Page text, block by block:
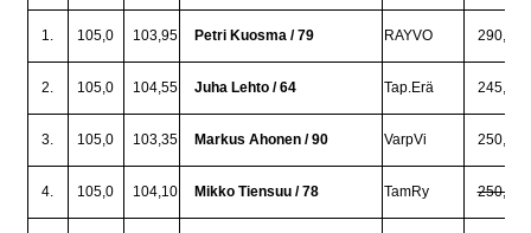
1. 105,0 103,95 Petri Kuosma / 79 RAYVO 290,0
2. 105,0 104,55 Juha Lehto / 64 Tap.Erä 245,0
3. 105,0 103,35 Markus Ahonen / 90 VarpVi 250,0
4. 105,0 104,10 Mikko Tiensuu / 78 TamRy 250,0